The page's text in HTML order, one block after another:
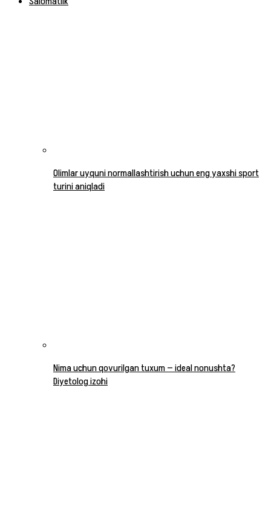
Olimlar uyquni normallashtirish uchun eng yaxshi sport
turini aniqladi
Nima uchun qovurilgan tuxum — ideal nonushta?
Diyetolog izohi